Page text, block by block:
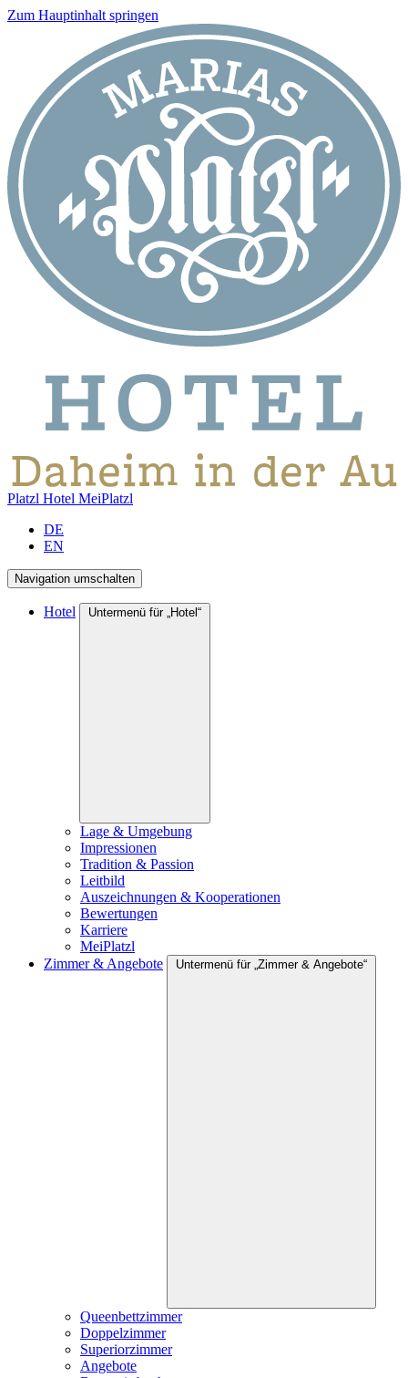
Zum Hauptinhalt springen
Platzl Hotel MeiPlatzl
DE
EN
Navigation umschalten
Hotel Untermenü für „Hotel“
Lage & Umgebung
Impressionen
Tradition & Passion
Leitbild
Auszeichnungen & Kooperationen
Bewertungen
Karriere
MeiPlatzl
Zimmer & Angebote
Untermenü für „Zimmer & Angebote“
Queenbettzimmer
Doppelzimmer
Superiorzimmer
Angebote